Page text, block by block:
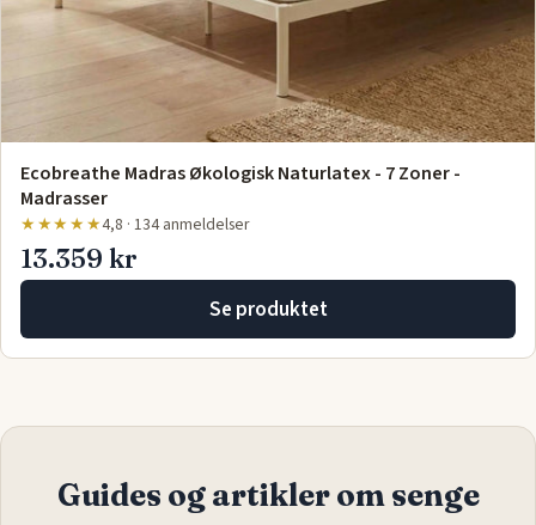
Ecobreathe Madras Økologisk Naturlatex - 7 Zoner -
Madrasser
★★★★★4,8 · 134 anmeldelser
13.359 kr
Se produktet
Guides og artikler om senge